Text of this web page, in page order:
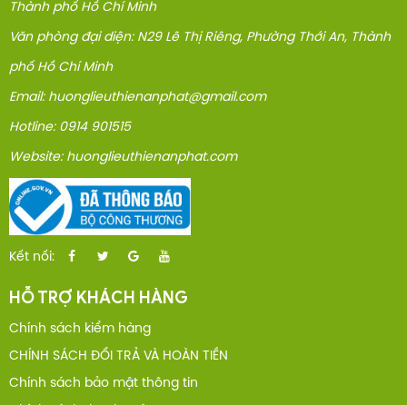
Thành phố Hồ Chí Minh
Văn phòng đại diện: N29 Lê Thị Riêng, Phường Thới An, Thành
phố Hồ Chí Minh
Email: huonglieuthienanphat@gmail.com
Hotline: 0914 901515
Website: huonglieuthienanphat.com
Kết nối:
HỖ TRỢ KHÁCH HÀNG
Chính sách kiểm hàng
CHÍNH SÁCH ĐỔI TRẢ VÀ HOÀN TIỀN
Chính sách bảo mật thông tin